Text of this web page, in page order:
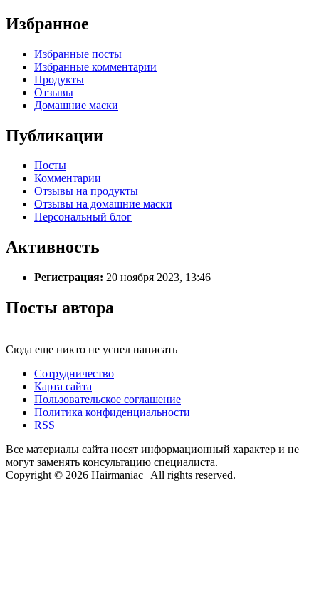
Избранное
Избранные посты
Избранные комментарии
Продукты
Отзывы
Домашние маски
Публикации
Посты
Комментарии
Отзывы на продукты
Отзывы на домашние маски
Персональный блог
Активность
Регистрация: 20 ноября 2023, 13:46
Посты автора
Сюда еще никто не успел написать
Сотрудничество
Карта сайта
Пользовательское соглашение
Политика конфиденциальности
RSS
Все материалы сайта носят информационный характер и не
могут заменять консультацию специалиста.
Copyright © 2026 Hairmaniac | All rights reserved.